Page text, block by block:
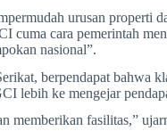
urusan properti
cuma cara pemerintah
nasional”.
berpendapat bahwa
lebih ke mengejar
memberikan fasilitas,”